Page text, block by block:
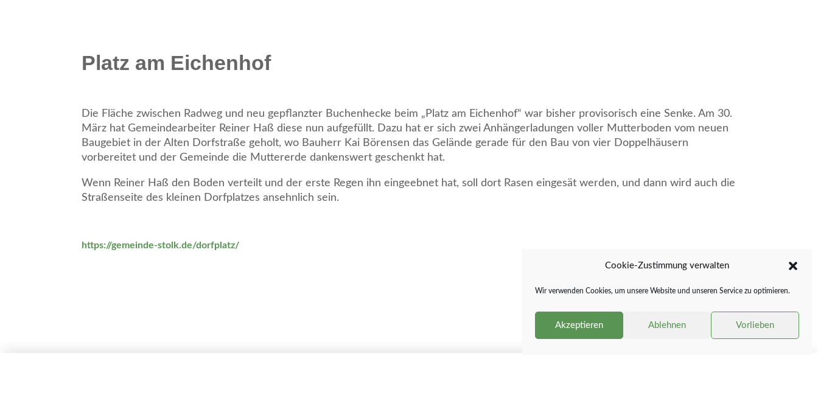
Cookie-Zustimmung verwalten
Wir verwenden Cookies, um unsere Website und unseren Service zu optimieren.
Akzeptieren Ablehnen Vorlieben
Platz am Eichenhof
Die Fläche zwischen Radweg und neu gepflanzter Buchenhecke beim „Platz am Eichenhof“ war bisher provisorisch eine Senke. Am 30.
März hat Gemeindearbeiter Reiner Haß diese nun aufgefüllt. Dazu hat er sich zwei Anhängerladungen voller Mutterboden vom neuen
Baugebiet in der Alten Dorfstraße geholt, wo Bauherr Kai Börensen das Gelände gerade für den Bau von vier Doppelhäusern
vorbereitet und der Gemeinde die Muttererde dankenswert geschenkt hat.
Wenn Reiner Haß den Boden verteilt und der erste Regen ihn eingeebnet hat, soll dort Rasen eingesät werden, und dann wird auch die
Straßenseite des kleinen Dorfplatzes ansehnlich sein.
https://gemeinde-stolk.de/dorfplatz/